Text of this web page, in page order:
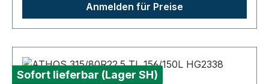
Anmelden für Preise
Sofort lieferbar (Lager SH)